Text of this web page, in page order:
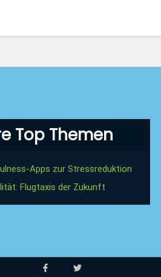
Top Themen
Apps zur Stressreduktion
Flugtaxis der Zukunft